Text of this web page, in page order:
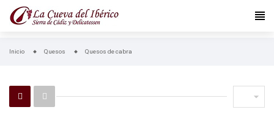
Inicio Quesos Quesos de cabra
